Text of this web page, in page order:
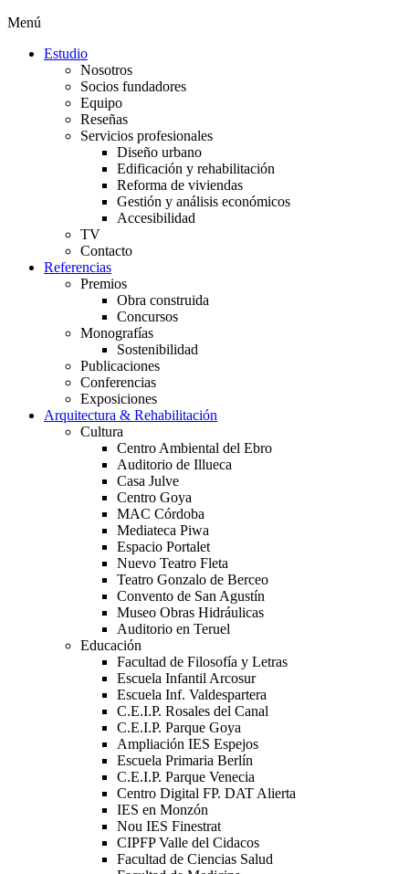
Menú
Estudio
Nosotros
Socios fundadores
Equipo
Reseñas
Servicios profesionales
Diseño urbano
Edificación y rehabilitación
Reforma de viviendas
Gestión y análisis económicos
Accesibilidad
TV
Contacto
Referencias
Premios
Obra construida
Concursos
Monografías
Sostenibilidad
Publicaciones
Conferencias
Exposiciones
Arquitectura & Rehabilitación
Cultura
Centro Ambiental del Ebro
Auditorio de Illueca
Casa Julve
Centro Goya
MAC Córdoba
Mediateca Piwa
Espacio Portalet
Nuevo Teatro Fleta
Teatro Gonzalo de Berceo
Convento de San Agustín
Museo Obras Hidráulicas
Auditorio en Teruel
Educación
Facultad de Filosofía y Letras
Escuela Infantil Arcosur
Escuela Inf. Valdespartera
C.E.I.P. Rosales del Canal
C.E.I.P. Parque Goya
Ampliación IES Espejos
Escuela Primaria Berlín
C.E.I.P. Parque Venecia
Centro Digital FP. DAT Alierta
IES en Monzón
Nou IES Finestrat
CIPFP Valle del Cidacos
Facultad de Ciencias Salud